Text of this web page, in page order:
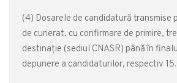
(4) Dosarele de candidatură transmise
de curierat, cu confirmare de primire,
destinație (sediul CNASR) până în
depunere a candidaturilor, respectiv